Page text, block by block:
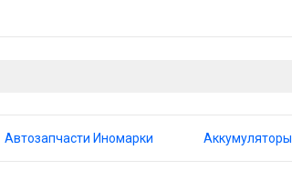
Автозапчасти Иномарки Аккумуляторы